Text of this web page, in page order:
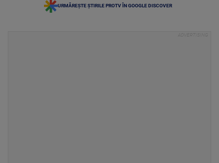
URMĂREȘTE ȘTIRILE PROTV ÎN GOOGLE DISCOVER